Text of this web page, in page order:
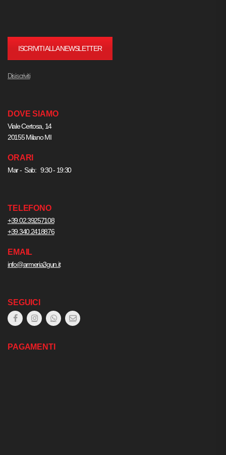
ISCRIVITI ALLA NEWSLETTER
Disiscriviti
DOVE SIAMO
Viale Certosa, 14
20155 Milano MI
ORARI
Mar - Sab: 9:30 - 19:30
TELEFONO
+39.02.39257108
+39.340.2418876
EMAIL
info@armeria3gun.it
SEGUICI
PAGAMENTI